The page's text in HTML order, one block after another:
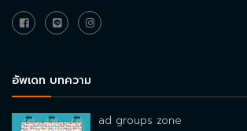
อัพเดท บทความ
ad groups zone